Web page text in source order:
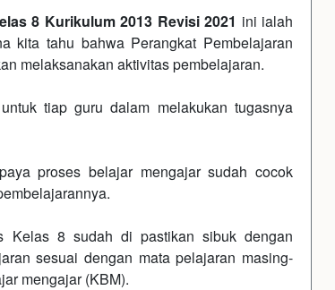
8 Kurikulum 2013 Revisi 2021 ini ialah
kita tahu bahwa Perangkat Pembelajaran
melaksanakan aktivitas pembelajaran.
tiap guru dalam melakukan tugasnya
proses belajar mengajar sudah cocok
Kelas 8 sudah di pastikan sibuk dengan
sesuai dengan mata pelajaran masing-
mengajar (KBM).